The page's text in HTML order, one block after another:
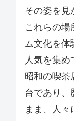
その姿を見
これらの場
ム文化を体
人気を集め
昭和の喫茶
台であり、
まま、人々